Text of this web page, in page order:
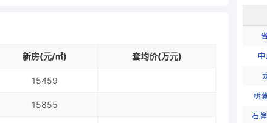
新房(元/㎡) 套均价(万元)
15459
15855
树
石